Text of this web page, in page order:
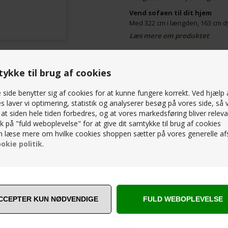
til brug af cookies
side benytter sig af cookies for at kunne fungere korrekt. Ved hjælp
laver vi optimering, statistik og analyserer besøg på vores side, så
at siden hele tiden forbedres, og at vores markedsføring bliver
på "fuld weboplevelse" for at give dit samtykke til brug af cookies
læse mere om hvilke cookies shoppen sætter på vores generelle
politik.
Vend sofaen til dit hjem
Med 322 cm i længden, 163 cm
er rummelig og fleksibel i
Specifikationer
Højde: 82 cm
Dybde open end: 210 cm
Chaiselong: L 163 cm / B
Open-end: L 210 cm / B
Fyld i sæde: Recycled
Læs mere om produktet
RELATEREDE PRODUKTER